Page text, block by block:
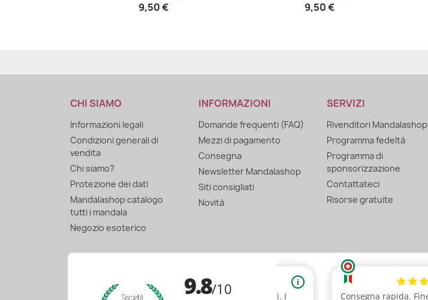
9,50 € 9,50 €
CHI SIAMO
Informazioni legali
Condizioni generali di
vendita
Chi siamo?
Protezione dei dati
Mandalashop catalogo
tutti i mandala
Negozio esoterico
INFORMAZIONI
Domande frequenti (FAQ)
Mezzi di pagamento
Consegna
Newsletter Mandalashop
Siti consigliati
Novità
SERVIZI
Rivenditori Mandalashop
Programma fedeltà
Programma di
sponsorizzazione
Contattateci
Risorse gratuite